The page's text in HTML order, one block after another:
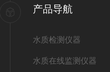
产品导航
水质检测仪器
水质在线监测仪器